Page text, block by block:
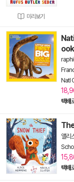
미리보기
Natl
택배
앨리
택배